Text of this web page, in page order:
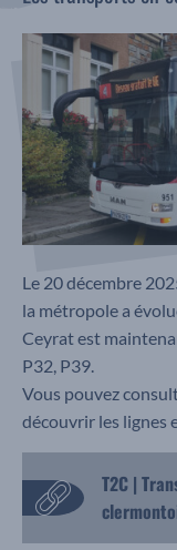
Le 20 décembre
la métropole a
Ceyrat est
P32, P39.
Vous pouvez
découvrir les lignes
T2C |